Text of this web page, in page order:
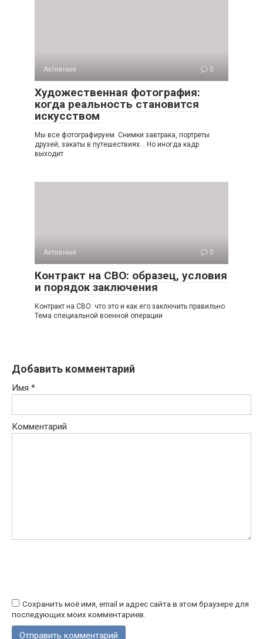
Активные 0
Художественная фотография:
когда реальность становится
искусством
Мы все фотографируем. Снимки завтрака, портреты
друзей, закаты в путешествиях… Но иногда кадр
выходит
Активные 0
Контракт на СВО: образец, условия
и порядок заключения
Контракт на СВО: что это и как его заключить правильно
Тема специальной военной операции
Добавить комментарий
Имя *
Комментарий
Сохранить моё имя, email и адрес сайта в этом браузере для
последующих моих комментариев.